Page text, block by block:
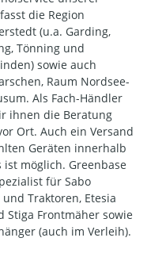
die Region
(u.a. Garding,
Tönning und
sowie auch
Raum Nordsee-
Als Fach-Händler
ihnen die Beratung
Ort. Auch ein Versand
Geräten innerhalb
ist möglich. Greenbase
für Sabo
Traktoren, Etesia
Stiga Frontmäher sowie
(auch im Verleih).